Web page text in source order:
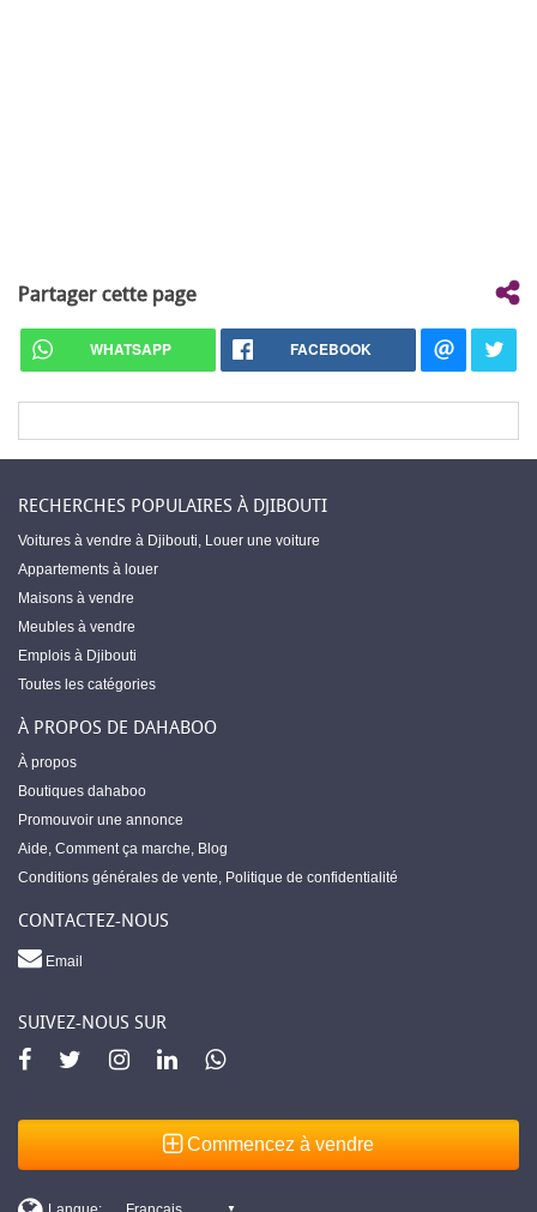
Partager cette page
WHATSAPP FACEBOOK
RECHERCHES POPULAIRES À DJIBOUTI
Voitures à vendre à Djibouti, Louer une voiture
Appartements à louer
Maisons à vendre
Meubles à vendre
Emplois à Djibouti
Toutes les catégories
À PROPOS DE DAHABOO
À propos
Boutiques dahaboo
Promouvoir une annonce
Aide, Comment ça marche, Blog
Conditions générales de vente, Politique de confidentialité
CONTACTEZ-NOUS
Email
SUIVEZ-NOUS SUR
Commencez à vendre